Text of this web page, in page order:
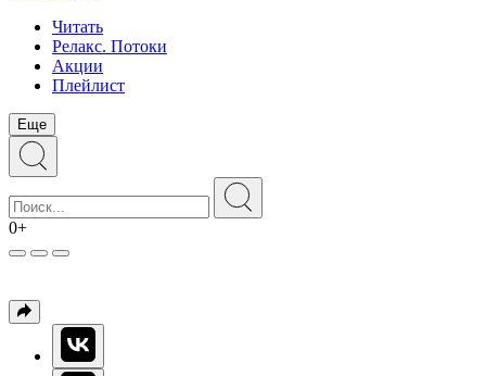
Читать
Релакс. Потоки
Акции
Плейлист
Еще
0+